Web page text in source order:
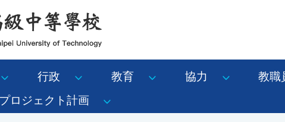
行政 教育 協力 教職
プロジェクト計画